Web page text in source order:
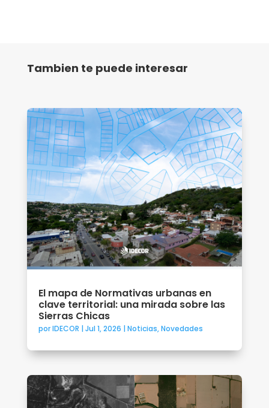
Tambien te puede interesar
El mapa de Normativas urbanas en
clave territorial: una mirada sobre las
Sierras Chicas
porIDECOR | Jul 1, 2026 | Noticias,Novedades